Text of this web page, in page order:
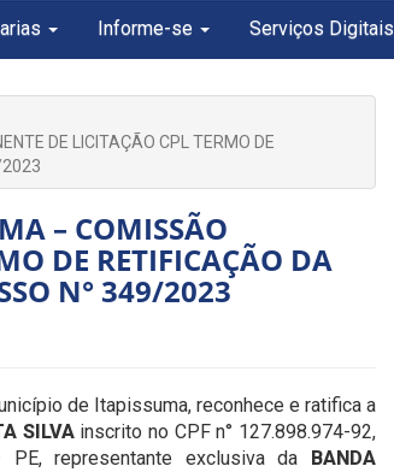
Informe-se Serviços Digitais
DE LICITAÇÃO CPL TERMO DE
2023
– COMISSÃO
DE RETIFICAÇÃO DA
N° 349/2023
de Itapissuma, reconhece e ratifica a
SILVAinscrito no CPF n° 127.898.974-92,
representante exclusiva da BANDA